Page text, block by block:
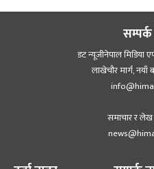
डट न्यूजीनेपाल मिडिया
लाखेचौर मार्ग, नयाँ
समाचार र लेख